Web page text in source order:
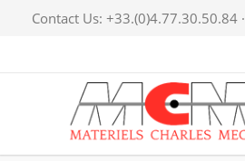
Contact Us: +33.(0)4.77.30.50.84 ·